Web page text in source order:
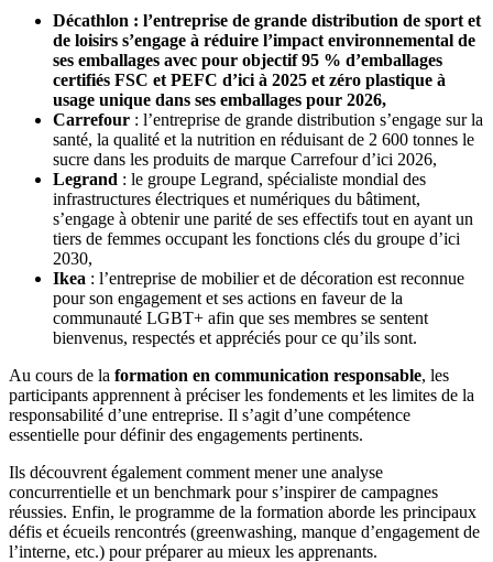
Décathlon : l’entreprise de grande distribution de sport et
de loisirs s’engage à réduire l’impact environnemental de
ses emballages avec pour objectif 95 % d’emballages
certifiés FSC et PEFC d’ici à 2025 et zéro plastique à
usage unique dans ses emballages pour 2026,
Carrefour : l’entreprise de grande distribution s’engage sur la
santé, la qualité et la nutrition en réduisant de 2 600 tonnes le
sucre dans les produits de marque Carrefour d’ici 2026,
Legrand : le groupe Legrand, spécialiste mondial des
infrastructures électriques et numériques du bâtiment,
s’engage à obtenir une parité de ses effectifs tout en ayant un
tiers de femmes occupant les fonctions clés du groupe d’ici
2030,
Ikea : l’entreprise de mobilier et de décoration est reconnue
pour son engagement et ses actions en faveur de la
communauté LGBT+ afin que ses membres se sentent
bienvenus, respectés et appréciés pour ce qu’ils sont.
Au cours de la formation en communication responsable, les
participants apprennent à préciser les fondements et les limites de la
responsabilité d’une entreprise. Il s’agit d’une compétence
essentielle pour définir des engagements pertinents.
Ils découvrent également comment mener une analyse
concurrentielle et un benchmark pour s’inspirer de campagnes
réussies. Enfin, le programme de la formation aborde les principaux
défis et écueils rencontrés (greenwashing, manque d’engagement de
l’interne, etc.) pour préparer au mieux les apprenants.